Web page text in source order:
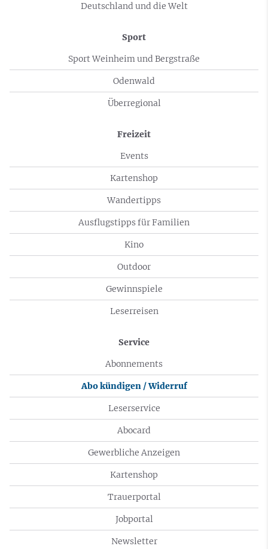
Deutschland und die Welt
Sport
Sport Weinheim und Bergstraße
Odenwald
Überregional
Freizeit
Events
Kartenshop
Wandertipps
Ausflugstipps für Familien
Kino
Outdoor
Gewinnspiele
Leserreisen
Service
Abonnements
Abo kündigen / Widerruf
Leserservice
Abocard
Gewerbliche Anzeigen
Kartenshop
Trauerportal
Jobportal
Newsletter